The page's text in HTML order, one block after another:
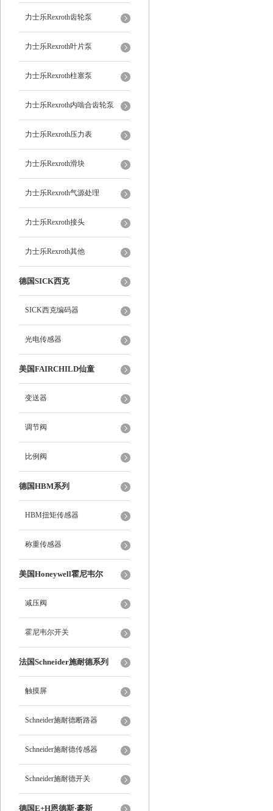
力士乐Rexroth齿轮泵
力士乐Rexroth叶片泵
力士乐Rexroth柱塞泵
力士乐Rexroth内啮合齿轮泵
力士乐Rexroth压力表
力士乐Rexroth滑块
力士乐Rexroth气源处理
力士乐Rexroth接头
力士乐Rexroth其他
德国SICK西克
SICK西克编码器
光电传感器
美国FAIRCHILD仙童
变送器
调节阀
比例阀
德国HBM系列
HBM扭矩传感器
称重传感器
美国Honeywell霍尼韦尔
减压阀
霍尼韦尔开关
法国Schneider施耐德系列
触摸屏
Schneider施耐德断路器
Schneider施耐德传感器
Schneider施耐德开关
德国E+H恩德斯·豪斯